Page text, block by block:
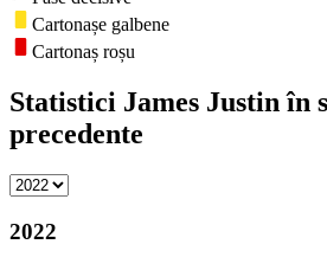
Cartonașe galbene
Cartonaș roșu
Statistici James Justin în
precedente
2022